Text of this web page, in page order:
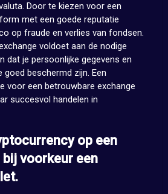
Door te kiezen voor een
met een goede reputatie
op fraude en verlies van fondsen.
voldoet aan de nodige
dat je persoonlijke gegevens en
beschermd zijn. Een
voor een betrouwbare exchange
succesvol handelen in
op een
voorkeur een